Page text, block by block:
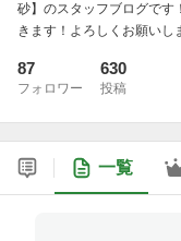
砂】のスタッフブログで
きます！よろしくお願いし
87
フォロワー
630
投稿
一覧